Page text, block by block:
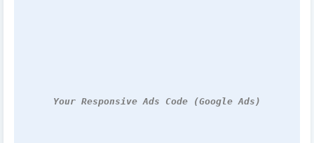
Your Responsive Ads Code (Google Ads)